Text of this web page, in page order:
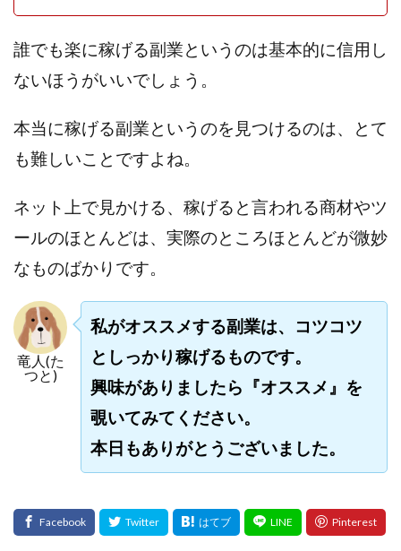
誰でも楽に稼げる副業というのは基本的に信用し
ないほうがいいでしょう。
本当に稼げる副業というのを見つけるのは、とて
も難しいことですよね。
ネット上で見かける、稼げると言われる商材やツ
ールのほとんどは、実際のところほとんどが微妙
なものばかりです。
竜人(た
つと)
私がオススメする副業は、コツコツ
としっかり稼げるものです。
興味がありましたら『オススメ』を
覗いてみてください。
本日もありがとうございました。
フラットワーク
フリー株式会社
フルーツ(スマホをタップするだけ!?)
김 가싸